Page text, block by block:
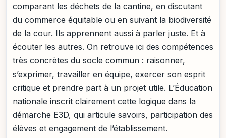
comparant les déchets de la cantine, en discutant
du commerce équitable ou en suivant la biodiversité
de la cour. Ils apprennent aussi à parler juste. Et à
écouter les autres. On retrouve ici des compétences
très concrètes du socle commun : raisonner,
s’exprimer, travailler en équipe, exercer son esprit
critique et prendre part à un projet utile. L’Éducation
nationale inscrit clairement cette logique dans la
démarche E3D, qui articule savoirs, participation des
élèves et engagement de l’établissement.